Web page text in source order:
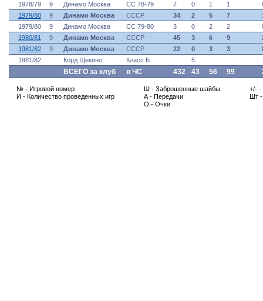
1978/79
9 Динамо Москва СС 78-79 7 0 1 1
1979/80
9 Динамо Москва СССР 34 2 5 7
1979/80
9 Динамо Москва СС 79-80 3 0 2 2
1980/81
9 Динамо Москва СССР 45 3 6 9
1981/82
9 Динамо Москва СССР 22 0 3 3
1981/82
Корд Щекино Класс Б 5
ВСЕГО за клуб в ЧС 432 43 56 99
№ - Игровой номер
И - Количество проведенных игр
Ш - Заброшенные шайбы
А - Передачи
О - Очки
+/-
Шт -